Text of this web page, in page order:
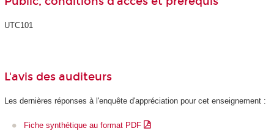
UTC101
L'avis des auditeurs
Les dernières réponses à l'enquête d'appréciation pour cet enseignement :
Fiche synthétique au format PDF